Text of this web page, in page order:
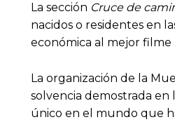
La sección Cruce de
nacidos o residentes en
económica al mejor filme
La organización de la
solvencia demostrada en
único en el mundo que